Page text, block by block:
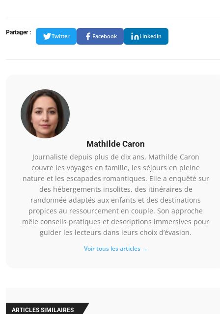
Partager :
Twitter Facebook LinkedIn
Mathilde Caron
Journaliste depuis plus de dix ans, Mathilde Caron
couvre les voyages en famille, les séjours en pleine
nature et les escapades romantiques. Elle a enquêté sur
des hébergements insolites, des itinéraires de
randonnée adaptés aux enfants et des destinations
propices au ressourcement en couple. Son approche
mêle conseils pratiques et descriptions immersives pour
guider les lecteurs dans leurs choix d’évasion.
Voir tous les articles →
ARTICLES SIMILAIRES